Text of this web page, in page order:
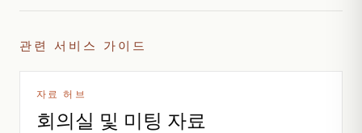
관련 서비스 가이드
자료 허브
회의실 및 미팅 자료